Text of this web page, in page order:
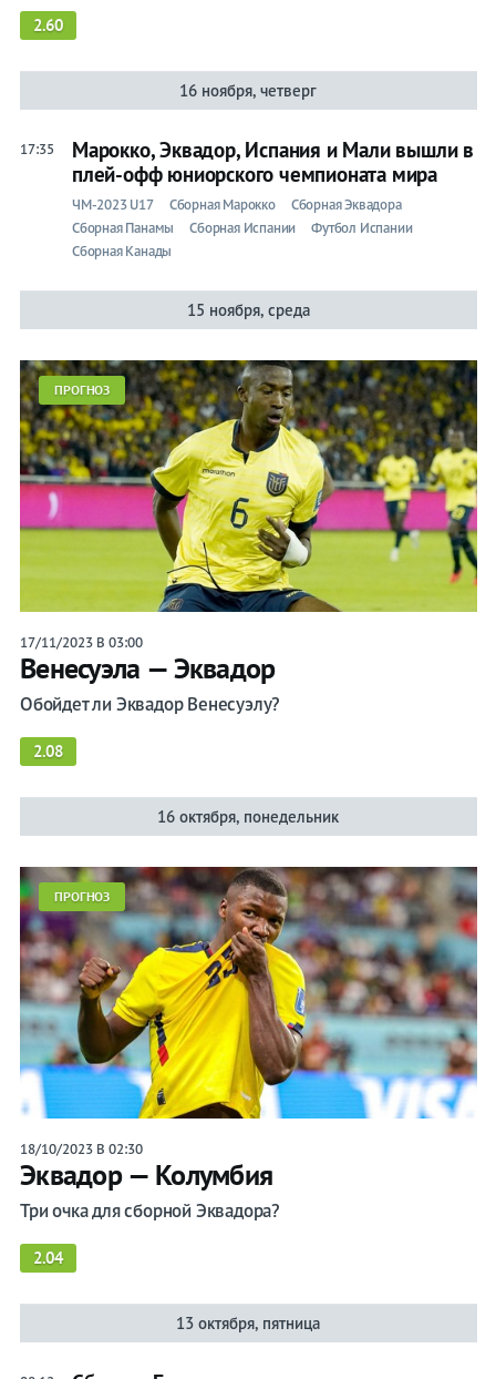
2.60
16 ноября, четверг
17:35
Марокко, Эквадор, Испания и Мали вышли в
плей-офф юниорского чемпионата мира
ЧМ-2023 U17 Сборная Марокко
Сборная Эквадора
Сборная Панамы
Сборная Испании
Футбол Испании
Сборная Канады
15 ноября, среда
ПРОГНОЗ
17/11/2023 В 03:00
Венесуэла — Эквадор
Обойдет ли Эквадор Венесуэлу?
2.08
16 октября, понедельник
ПРОГНОЗ
18/10/2023 В 02:30
Эквадор — Колумбия
Три очка для сборной Эквадора?
2.04
13 октября, пятница